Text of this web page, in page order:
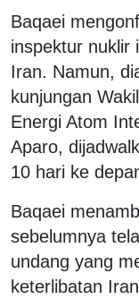
Baqaei
inspektur nuklir
Iran. Namun,
kunjungan
Energi Atom
Aparo,
10 hari ke
Baqaei
sebelumnya
undang yang
keterlibatan